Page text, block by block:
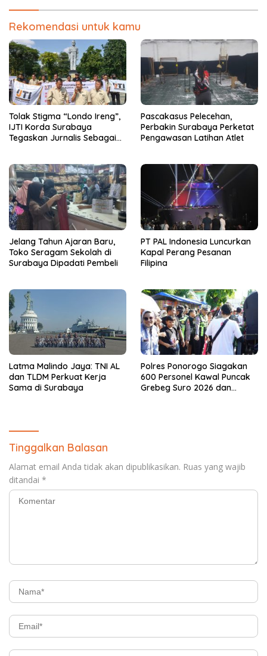
Rekomendasi untuk kamu
Tolak Stigma “Londo Ireng”,
IJTI Korda Surabaya
Tegaskan Jurnalis Sebagai
Pascakasus Pelecehan,
Perbakin Surabaya Perketat
Pengawasan Latihan Atlet
Jelang Tahun Ajaran Baru,
Toko Seragam Sekolah di
Surabaya Dipadati Pembeli
PT PAL Indonesia Luncurkan
Kapal Perang Pesanan
Filipina
Latma Malindo Jaya: TNI AL
dan TLDM Perkuat Kerja
Sama di Surabaya
Polres Ponorogo Siagakan
600 Personel Kawal Puncak
Grebeg Suro 2026 dan
Tinggalkan Balasan
Alamat email Anda tidak akan dipublikasikan. Ruas yang wajib
ditandai *